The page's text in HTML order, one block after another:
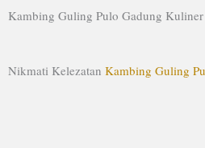
Lewati
Kambing Guling Pulo Gadung
Nikmati Kelezatan Kambing Guling